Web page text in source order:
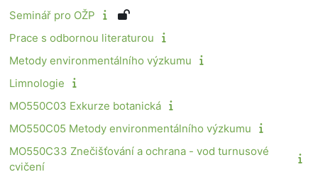
Seminář pro OŽP
Prace s odbornou literaturou
Metody environmentálního výzkumu
Limnologie
MO550C03 Exkurze botanická
MO550C05 Metody environmentálního výzkumu
MO550C33 Znečišťování a ochrana - vod turnusové
cvičení